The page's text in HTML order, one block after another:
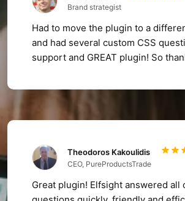
Brand strategist
Had to move the plugin to a
and had several custom CSS
support and GREAT plugin! So
Theodoros Kakoulidis
CEO, PureProductsTrade
Great plugin! Elfsight answered all